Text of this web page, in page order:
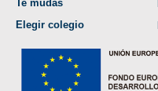
Te mudas
Elegir colegio